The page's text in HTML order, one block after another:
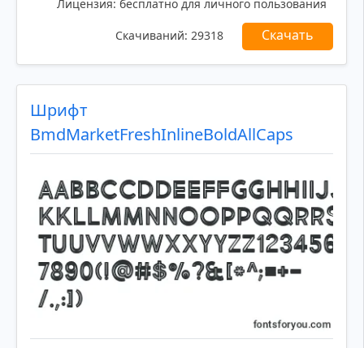
Лицензия: бесплатно для личного пользования
Скачиваний: 29318 Скачать
Шрифт
BmdMarketFreshInlineBoldAllCaps